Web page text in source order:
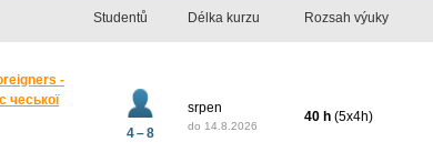
Studentů Délka kurzu Rozsah výuky
-
чеської
4 – 8
srpen
do 14.8.2026
40 h (5x4h)